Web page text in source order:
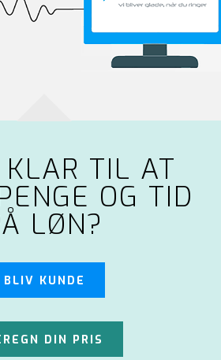
TIL AT
OG TID
LØN?
BLIV KUNDE
DIN PRIS